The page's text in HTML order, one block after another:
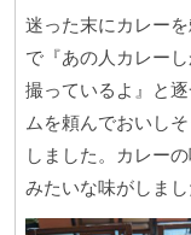
迷った末にカレー
で『あの人カレー
撮っているよ』と
ムを頼んでおいし
しました。カレー
みたいな味がしまし